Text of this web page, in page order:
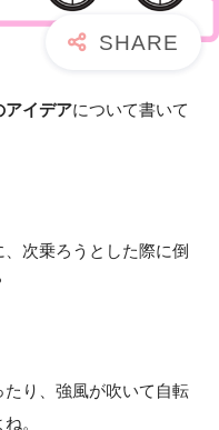
アイデアについて書いて
次乗ろうとした際に倒
り、強風が吹いて自転
。